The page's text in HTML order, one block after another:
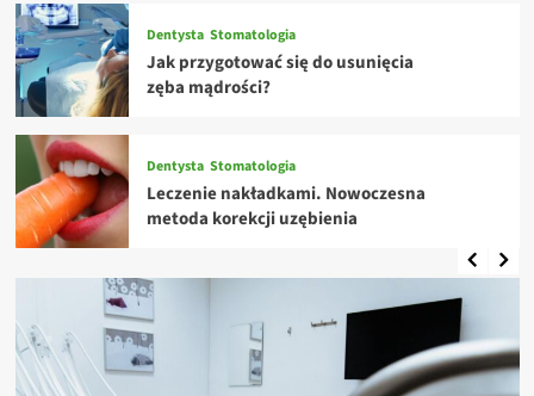
Dentysta Stomatologia
Jak przygotować się do usunięcia
zęba mądrości?
Dentysta Stomatologia
Leczenie nakładkami. Nowoczesna
metoda korekcji uzębienia